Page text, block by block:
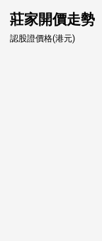
莊家開價走勢
認股證價格(港元)